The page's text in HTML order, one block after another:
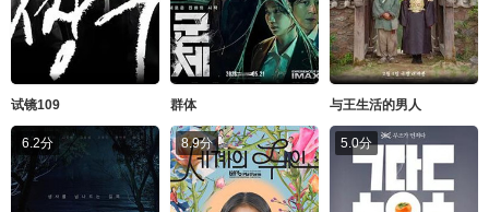
试镜109 群体 与王生活的男人
6.2分 8.9分 5.0分